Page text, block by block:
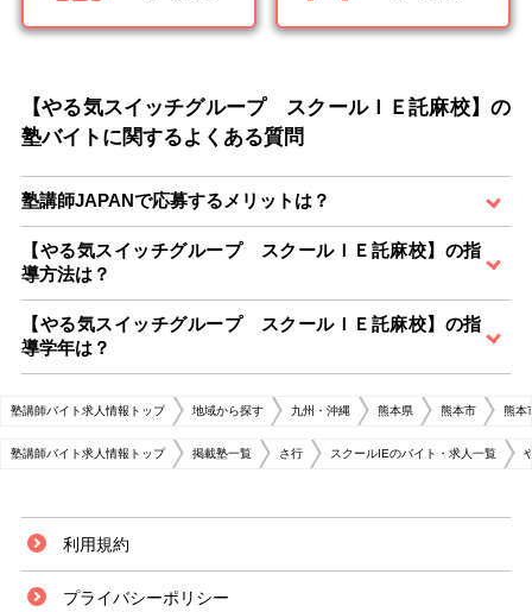
【やる気スイッチグループ スクールＩＥ託麻校】の
塾バイトに関するよくある質問
塾講師JAPANで応募するメリットは？
【やる気スイッチグループ スクールＩＥ託麻校】の指
導方法は？
【やる気スイッチグループ スクールＩＥ託麻校】の指
導学年は？
塾講師バイト求人情報トップ 地域から探す 九州・沖縄 熊本県 熊本市 熊本
塾講師バイト求人情報トップ 掲載塾一覧 さ行 スクールIEのバイト・求人一覧
利用規約
プライバシーポリシー